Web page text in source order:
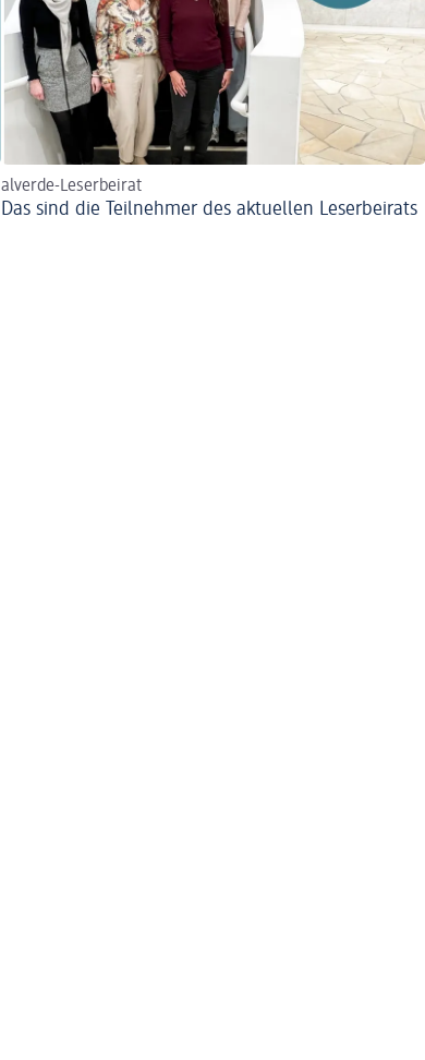
alverde-Leserbeirat
Das sind die Teilnehmer des aktuellen Leserbeirats